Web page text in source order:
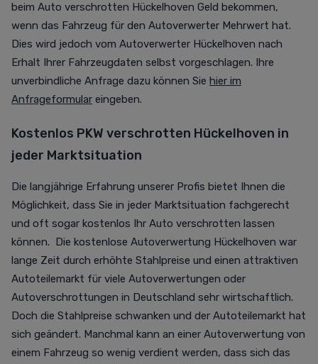
beim Auto verschrotten Hückelhoven Geld bekommen,
wenn das Fahrzeug für den Autoverwerter Mehrwert hat.
Dies wird jedoch vom Autoverwerter Hückelhoven nach
Erhalt Ihrer Fahrzeugdaten selbst vorgeschlagen. Ihre
unverbindliche Anfrage dazu können Sie hier im
Anfrageformular eingeben.
Kostenlos PKW verschrotten Hückelhoven in
jeder Marktsituation
Die langjährige Erfahrung unserer Profis bietet Ihnen die
Möglichkeit, dass Sie in jeder Marktsituation fachgerecht
und oft sogar kostenlos Ihr Auto verschrotten lassen
können. Die kostenlose Autoverwertung Hückelhoven war
lange Zeit durch erhöhte Stahlpreise und einen attraktiven
Autoteilemarkt für viele Autoverwertungen oder
Autoverschrottungen in Deutschland sehr wirtschaftlich.
Doch die Stahlpreise schwanken und der Autoteilemarkt hat
sich geändert. Manchmal kann an einer Autoverwertung von
einem Fahrzeug so wenig verdient werden, dass sich das